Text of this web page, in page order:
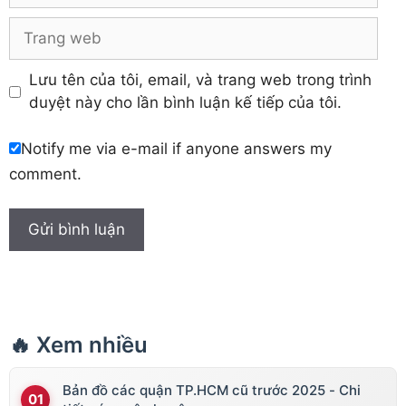
Trang
Lưu tên của tôi, email, và trang web trong trình
duyệt này cho lần bình luận kế tiếp của tôi.
Notify me via e-mail if anyone answers my
comment.
🔥 Xem nhiều
Bản đồ các quận TP.HCM cũ trước 2025 - Chi